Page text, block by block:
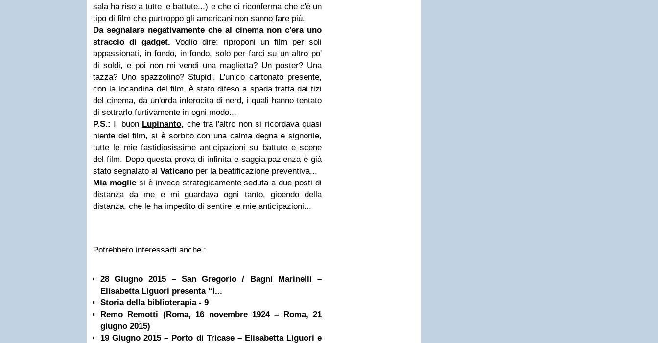
sala ha riso a tutte le battute...) e che ci riconferma che c'è un
tipo di film che purtroppo gli americani non sanno fare più.
Da segnalare negativamente che al cinema non c'era uno
straccio di gadget. Voglio dire: riproponi un film per soli
appassionati, in fondo, in fondo, solo per farci su un altro po'
di soldi, e poi non mi vendi una maglietta? Un poster? Una
tazza? Uno spazzolino? Stupidi. L'unico cartonato presente,
con la locandina del film, è stato difeso a spada tratta dai tizi
del cinema, da un'orda inferocita di nerd, i quali hanno tentato
di sottrarlo furtivamente in ogni modo...
P.S.: Il buon Lupinanto, che tra l'altro non si ricordava quasi
niente del film, si è sorbito con una calma degna e signorile,
tutte le mie fastidiosissime anticipazioni su battute e scene
del film. Dopo questa prova di infinita e saggia pazienza è già
stato segnalato al Vaticano per la beatificazione preventiva...
Mia mogliesi è invece strategicamente seduta a due posti di
distanza da me e mi guardava ogni tanto, gioendo della
distanza, che le ha impedito di sentire le mie anticipazioni...
Potrebbero interessarti anche :
28 Giugno 2015 – San Gregorio / Bagni Marinelli –
Elisabetta Liguori presenta “I...
Storia della biblioterapia - 9
Remo Remotti (Roma, 16 novembre 1924 – Roma, 21
giugno 2015)
19 Giugno 2015 – Porto di Tricase – Elisabetta Liguori e